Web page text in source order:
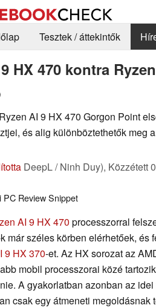
Tesztek / áttekintők
HX 470 kontra
AI 9 HX 470 Gorgon Point
és alig különböztethetők meg
DeepL / Ninh Duy), Közzétett
PC Review Snippet
AI 9 HX 470 processzorral
már széles körben elérhetőek, és
9 HX 370-et. Az HX sorozat az
mobil processzorai közé
A gyakorlatban azonban az
csak egy átmeneti megoldásnak